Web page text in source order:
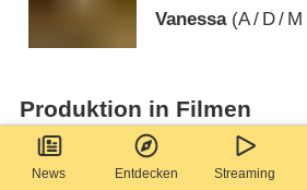
News Entdecken Streaming
Vanessa(A/ D/ M
Produktion in Filmen